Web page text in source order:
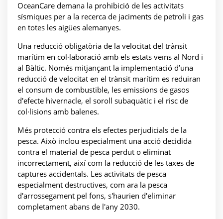
OceanCare demana la prohibició de les activitats
sísmiques per a la recerca de jaciments de petroli i gas
en totes les aigües alemanyes.
Una reducció obligatòria de la velocitat del trànsit
marítim en col·laboració amb els estats veïns al Nord i
al Bàltic. Només mitjançant la implementació d’una
reducció de velocitat en el trànsit marítim es reduiran
el consum de combustible, les emissions de gasos
d'efecte hivernacle, el soroll subaquàtic i el risc de
col·lisions amb balenes.
Més protecció contra els efectes perjudicials de la
pesca. Això inclou especialment una acció decidida
contra el material de pesca perdut o eliminat
incorrectament, així com la reducció de les taxes de
captures accidentals. Les activitats de pesca
especialment destructives, com ara la pesca
d'arrossegament pel fons, s'haurien d'eliminar
completament abans de l'any 2030.